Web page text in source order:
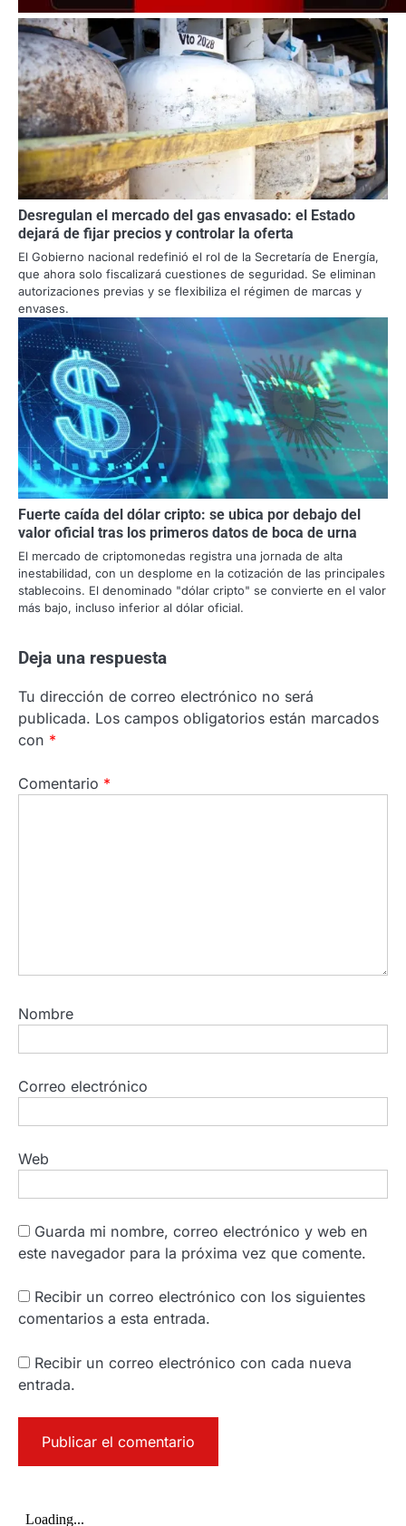
Desregulan el mercado del gas envasado: el Estado
dejará de fijar precios y controlar la oferta
El Gobierno nacional redefinió el rol de la Secretaría de Energía,
que ahora solo fiscalizará cuestiones de seguridad. Se eliminan
autorizaciones previas y se flexibiliza el régimen de marcas y
envases.
Fuerte caída del dólar cripto: se ubica por debajo del
valor oficial tras los primeros datos de boca de urna
El mercado de criptomonedas registra una jornada de alta
inestabilidad, con un desplome en la cotización de las principales
stablecoins. El denominado "dólar cripto" se convierte en el valor
más bajo, incluso inferior al dólar oficial.
Deja una respuesta
Tu dirección de correo electrónico no será
publicada. Los campos obligatorios están marcados
con *
Comentario *
Nombre
Correo electrónico
Web
Guarda mi nombre, correo electrónico y web en
este navegador para la próxima vez que comente.
Recibir un correo electrónico con los siguientes
comentarios a esta entrada.
Recibir un correo electrónico con cada nueva
entrada.